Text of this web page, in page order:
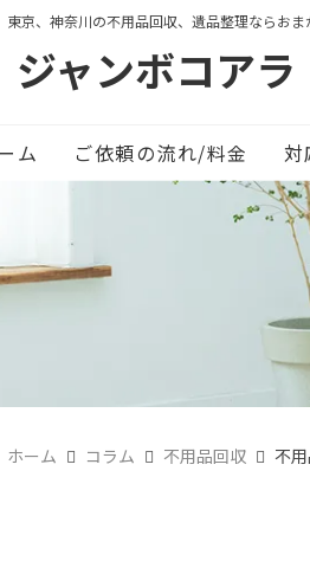
東京、神奈川の不用品回収、遺品整理ならおま
ジャンボコアラ
ム ご依頼の流れ/料金 対
ホーム コラム 不用品回収 不